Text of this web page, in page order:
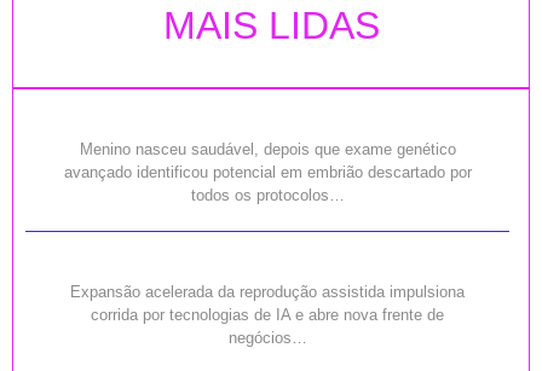
MAIS LIDAS
Menino nasceu saudável, depois que exame genético
avançado identificou potencial em embrião descartado por
todos os protocolos…
Expansão acelerada da reprodução assistida impulsiona
corrida por tecnologias de IA e abre nova frente de
negócios…